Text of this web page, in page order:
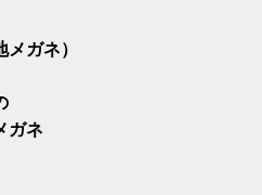
メガネ）
ガネ